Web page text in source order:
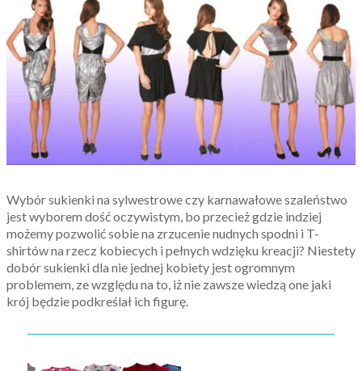
Wybór sukienki na sylwestrowe czy karnawałowe szaleństwo
jest wyborem dość oczywistym, bo przecież gdzie indziej
możemy pozwolić sobie na zrzucenie nudnych spodni i T-
shirtów na rzecz kobiecych i pełnych wdzięku kreacji? Niestety
dobór sukienki dla nie jednej kobiety jest ogromnym
problemem, ze względu na to, iż nie zawsze wiedzą one jaki
krój będzie podkreślał ich figurę.